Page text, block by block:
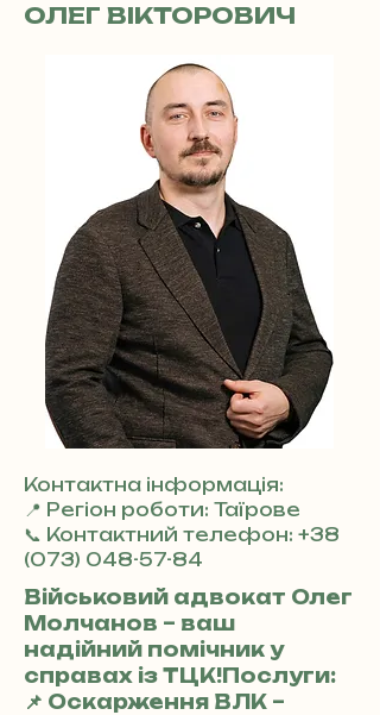
ОЛЕГ ВІКТОРОВИЧ
Контактна інформація:
📍 Регіон роботи: Таїрове
📞 Контактний телефон: +38
(073) 048-57-84
Військовий адвокат Олег
Молчанов – ваш
надійний помічник у
справах із ТЦК!Послуги:
📌 Оскарження ВЛК –